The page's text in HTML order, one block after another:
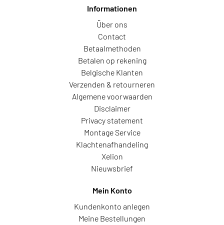
Informationen
Über ons
Contact
Betaalmethoden
Betalen op rekening
Belgische Klanten
Verzenden & retourneren
Algemene voorwaarden
Disclaimer
Privacy statement
Montage Service
Klachtenafhandeling
Xelion
Nieuwsbrief
Mein Konto
Kundenkonto anlegen
Meine Bestellungen